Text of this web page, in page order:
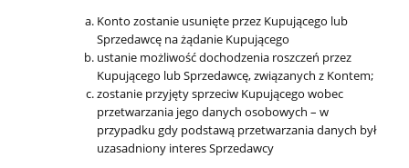
Konto zostanie usunięte przez Kupującego lub
Sprzedawcę na żądanie Kupującego
ustanie możliwość dochodzenia roszczeń przez
Kupującego lub Sprzedawcę, związanych z Kontem;
zostanie przyjęty sprzeciw Kupującego wobec
przetwarzania jego danych osobowych – w
przypadku gdy podstawą przetwarzania danych był
uzasadniony interes Sprzedawcy